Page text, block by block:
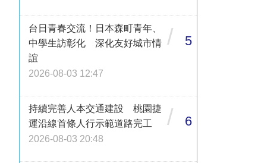
台日青春交流！日本森町青年、
中學生訪彰化 深化友好城市情
誼
2026-08-03 12:47
/ 5
持續完善人本交通建設 桃園捷
運沿線首條人行示範道路完工
2026-08-03 20:48
/ 6